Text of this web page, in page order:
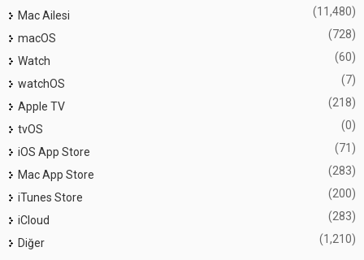
Mac Ailesi (11,480)
macOS (728)
Watch (60)
watchOS (7)
Apple TV (218)
tvOS (0)
iOS App Store (71)
Mac App Store (283)
iTunes Store (200)
iCloud (283)
Diğer (1,210)